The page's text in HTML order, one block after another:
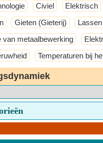
Civiel Elektrisch
Gieten (Gieterij) Lassen
van metaalbewerking
Temperaturen bij